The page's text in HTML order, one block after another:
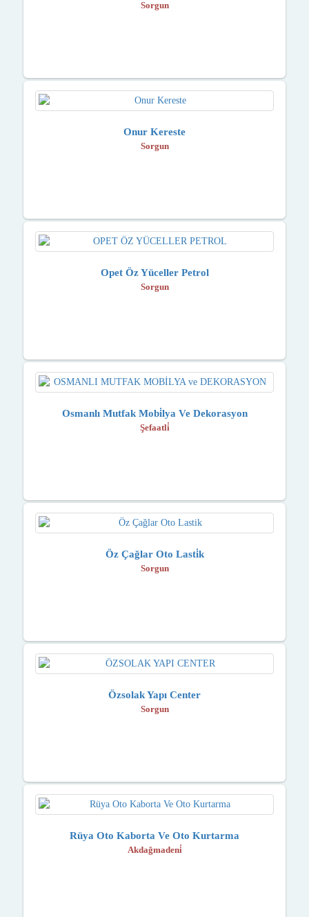
Sorgun
Onur Kereste
Sorgun
Opet Öz Yüceller Petrol
Sorgun
Osmanlı Mutfak Mobi̇lya Ve Dekorasyon
Şefaatli̇
Öz Çağlar Oto Lasti̇k
Sorgun
Özsolak Yapı Center
Sorgun
Rüya Oto Kaborta Ve Oto Kurtarma
Akdağmadeni̇